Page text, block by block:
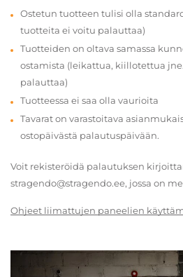
Ostetun tuotteen tulisi olla
tuotteita ei voitu palauttaa)
Tuotteiden on oltava samassa
ostamista (leikattua, kiillotettua
palauttaa)
Tuotteessa ei saa olla vaurioita
Tavarat on varastoitava
ostopäivästä palautuspäivään.
Voit rekisteröidä palautuksen
stragendo@stragendo.ee, jossa on
Ohjeet liimattujen paneelien